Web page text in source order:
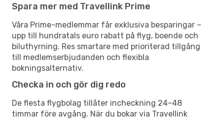
Spara mer med Travellink Prime
Våra Prime-medlemmar får exklusiva besparingar –
upp till hundratals euro rabatt på flyg, boende och
biluthyrning. Res smartare med prioriterad tillgång
till medlemserbjudanden och flexibla
bokningsalternativ.
Checka in och gör dig redo
De flesta flygbolag tillåter incheckning 24–48
timmar före avgång. När du bokar via Travellink